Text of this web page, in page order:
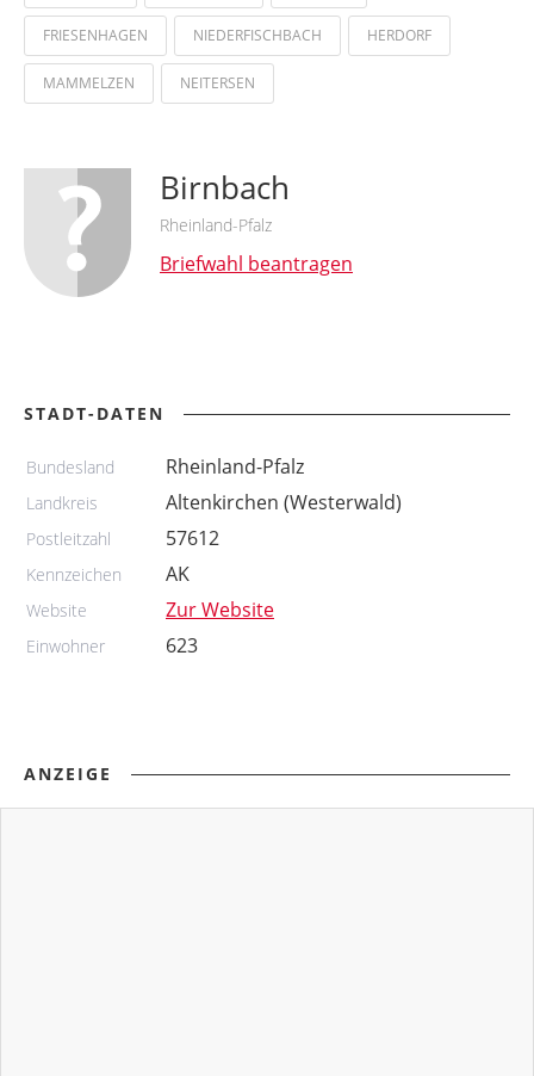
FRIESENHAGEN NIEDERFISCHBACH HERDORF
MAMMELZEN NEITERSEN
Birnbach
Rheinland-Pfalz
Briefwahl beantragen
STADT-DATEN
Bundesland Rheinland-Pfalz
Landkreis Altenkirchen (Westerwald)
Postleitzahl 57612
Kennzeichen AK
Website Zur Website
Einwohner 623
ANZEIGE